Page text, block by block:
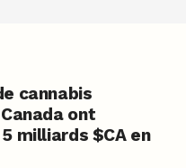
cannabis
ont
milliards $CA en